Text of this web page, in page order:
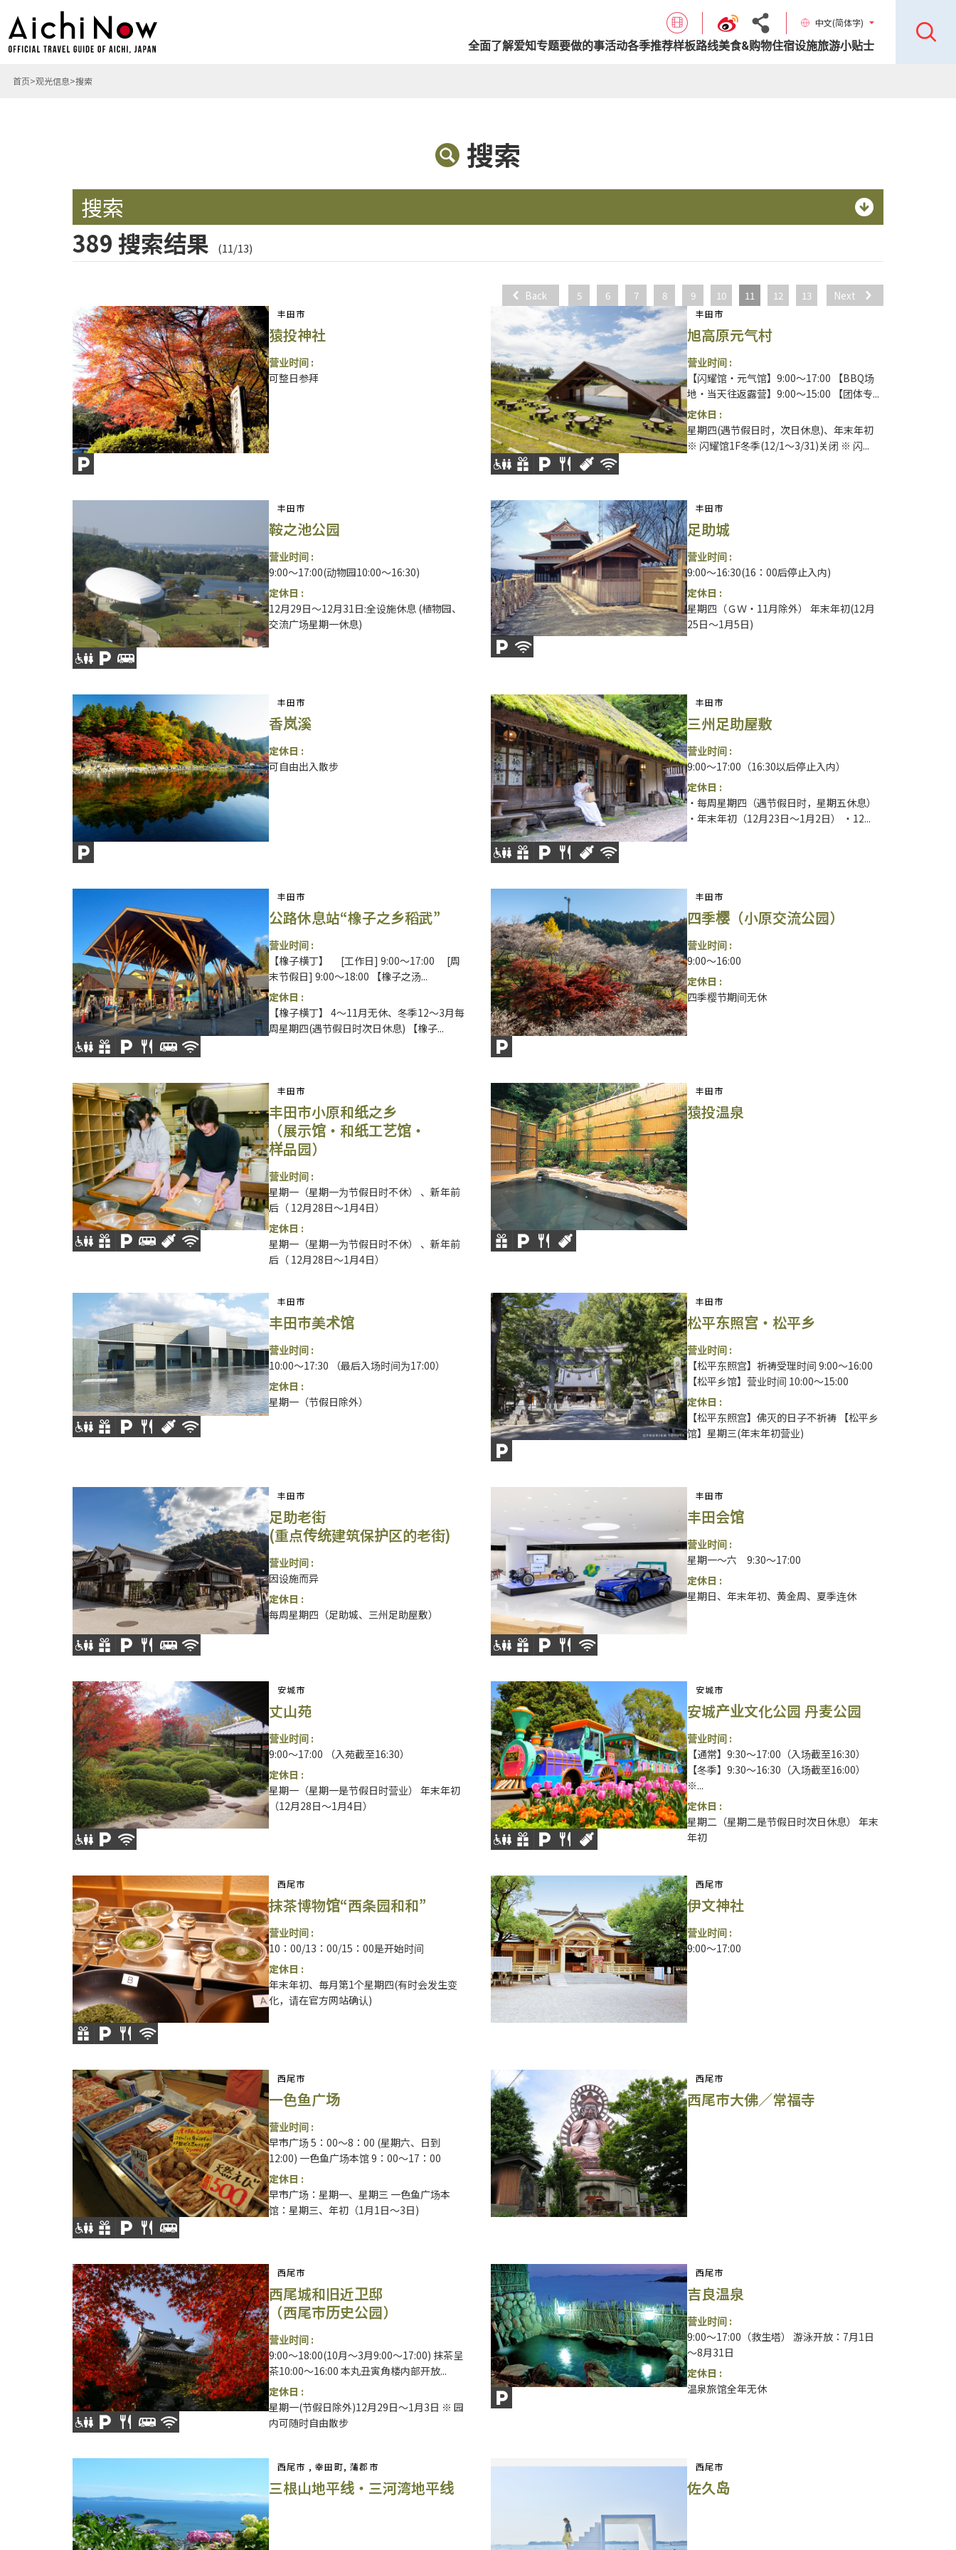
中文(简体字)
全面了解爱知专题要做的事活动各季推荐样板路线美食&购物住宿设施旅游小贴士
首页 观光信息 搜索
搜索
搜索
389 搜索结果 (11/13)
Back 5 6 7 8 9 10 11 12 13 Next
丰田市
猿投神社
营业时间 :
可整日参拜
丰田市
旭高原元气村
营业时间 :
【闪耀馆・元气馆】9:00～17:00 【BBQ场
地・当天往返露营】9:00～15:00 【团体专...
定休日 :
星期四(遇节假日时，次日休息)、年末年初
※ 闪耀馆1F冬季(12/1～3/31)关闭 ※ 闪...
丰田市
鞍之池公园
营业时间 :
9:00～17:00(动物园10:00～16:30)
定休日 :
12月29日～12月31日:全设施休息 (植物园、
交流广场星期一休息)
丰田市
足助城
营业时间 :
9:00～16:30(16：00后停止入内)
定休日 :
星期四（ＧＷ・11月除外） 年末年初(12月
25日～1月5日)
丰田市
香岚溪
定休日 :
可自由出入散步
丰田市
三州足助屋敷
营业时间 :
9:00～17:00（16:30以后停止入内）
定休日 :
・每周星期四（遇节假日时，星期五休息）
・年末年初（12月23日～1月2日） ・12...
丰田市
公路休息站“橡子之乡稻武”
营业时间 :
【橡子横丁】 [工作日] 9:00～17:00 [周
末节假日] 9:00～18:00 【橡子之汤...
定休日 :
【橡子横丁】 4～11月无休、冬季12～3月每
周星期四(遇节假日时次日休息) 【橡子...
丰田市
四季樱（小原交流公园）
营业时间 :
9:00～16:00
定休日 :
四季樱节期间无休
丰田市
丰田市小原和纸之乡
（展示馆・和纸工艺馆・
样品园）
营业时间 :
星期一（星期一为节假日时不休） 、新年前
后（ 12月28日～1月4日）
定休日 :
星期一（星期一为节假日时不休） 、新年前
后（ 12月28日～1月4日）
丰田市
猿投温泉
丰田市
丰田市美术馆
营业时间 :
10:00～17:30 （最后入场时间为17:00）
定休日 :
星期一（节假日除外）
丰田市
松平东照宫・松平乡
营业时间 :
【松平东照宫】祈祷受理时间 9:00～16:00
【松平乡馆】营业时间 10:00～15:00
定休日 :
【松平东照宫】佛灭的日子不祈祷 【松平乡
馆】星期三(年末年初营业)
丰田市
足助老街
(重点传统建筑保护区的老街)
营业时间 :
因设施而异
定休日 :
每周星期四（足助城、三州足助屋敷）
丰田市
丰田会馆
营业时间 :
星期一～六 9:30～17:00
定休日 :
星期日、年末年初、黄金周、夏季连休
安城市
丈山苑
营业时间 :
9:00～17:00 （入苑截至16:30）
定休日 :
星期一（星期一是节假日时营业） 年末年初
（12月28日～1月4日）
安城市
安城产业文化公园 丹麦公园
营业时间 :
【通常】9:30～17:00（入场截至16:30）
【冬季】9:30～16:30（入场截至16:00）
※...
定休日 :
星期二（星期二是节假日时次日休息） 年末
年初
西尾市
抹茶博物馆“西条园和和”
营业时间 :
10：00/13：00/15：00是开始时间
定休日 :
年末年初、毎月第1个星期四(有时会发生变
化，请在官方网站确认)
西尾市
伊文神社
营业时间 :
9:00～17:00
西尾市
一色鱼广场
营业时间 :
早市广场 5：00～8：00 (星期六、日到
12:00) 一色鱼广场本馆 9：00～17：00
定休日 :
早市广场：星期一、星期三 一色鱼广场本
馆：星期三、年初（1月1日～3日)
西尾市
西尾市大佛／常福寺
西尾市
西尾城和旧近卫邸
（西尾市历史公园）
营业时间 :
9:00～18:00(10月～3月9:00～17:00) 抹茶呈
茶10:00～16:00 本丸丑寅角楼内部开放...
定休日 :
星期一(节假日除外)12月29日～1月3日 ※ 园
内可随时自由散步
西尾市
吉良温泉
营业时间 :
9:00～17:00（救生塔） 游泳开放：7月1日
～8月31日
定休日 :
温泉旅馆全年无休
西尾市 , 幸田町, 蒲郡市
三根山地平线・三河湾地平线
西尾市
佐久岛